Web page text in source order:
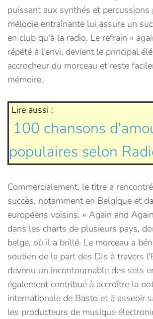
puissant aux synthés et percussions
mélodie entraînante lui assure un
en club qu'à la radio. Le refrain «
répété à l'envi, devient le principal
accrocheur du morceau et reste
mémoire.
Lire aussi :
100 chansons
populaires selon
Commercialement, le titre a
succès, notamment en Belgique et
européens voisins. « Again and
dans les charts de plusieurs pays,
belge, où il a brillé. Le morceau a
soutien de la part des DJs à travers
devenu un incontournable des sets
également contribué à accroître la
internationale de Basto et à asseoir
les producteurs de musique